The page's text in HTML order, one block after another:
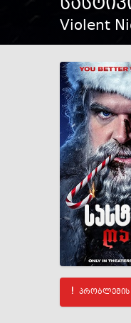
Violent
პრობლემის